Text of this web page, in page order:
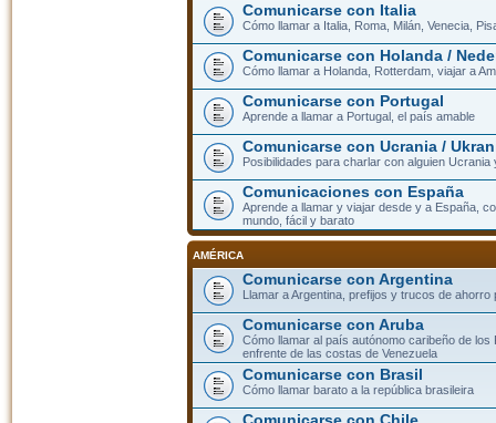
Comunicarse con Italia
Cómo llamar a Italia, Roma, Milán, Venecia,
Comunicarse con Holanda /
Cómo llamar a Holanda, Rotterdam, viajar a
Comunicarse con Portugal
Aprende a llamar a Portugal, el país amable
Comunicarse con Ucrania /
Posibilidades para charlar con alguien Ucrania
Comunicaciones con España
Aprende a llamar y viajar desde y a España,
mundo, fácil y barato
AMÉRICA
Comunicarse con Argentina
Llamar a Argentina, prefijos y trucos de ahorro
Comunicarse con Aruba
Cómo llamar al país autónomo caribeño de los
enfrente de las costas de Venezuela
Comunicarse con Brasil
Cómo llamar barato a la república brasileira